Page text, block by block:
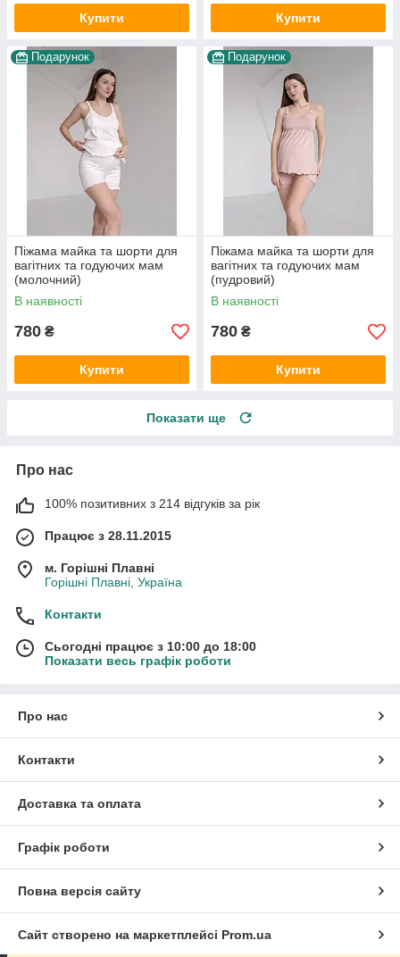
Купити Купити
Подарунок
Піжама майка та шорти для
вагітних та годуючих мам
(молочний)
В наявності
780 ₴
Купити
Подарунок
Піжама майка та шорти для
вагітних та годуючих мам
(пудровий)
В наявності
780 ₴
Купити
Показати ще
Про нас
100% позитивних з 214 відгуків за рік
Працює з 28.11.2015
м. Горішні Плавні
Горішні Плавні, Україна
Контакти
Сьогодні працює з 10:00 до 18:00
Показати весь графік роботи
Про нас
Контакти
Доставка та оплата
Графік роботи
Повна версія сайту
Сайт створено на маркетплейсі Prom.ua